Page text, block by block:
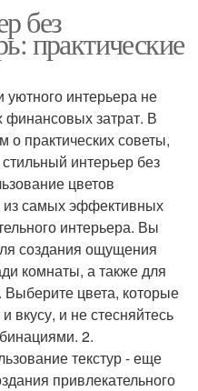
без
практические
уютного интерьера не
финансовых затрат. В
о практических советы,
интерьер без
цветов
из самых эффективных
интерьера. Вы
создания ощущения
комнаты, а также для
цвета, которые
вкусу, и не стесняйтесь
2.
текстур - еще
привлекательного